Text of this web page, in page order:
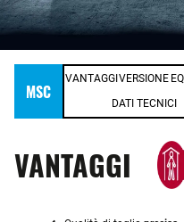
MSC
VANTAGGI VERSIONE
DATI TECNICI
VANTAGGI